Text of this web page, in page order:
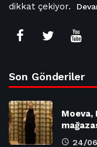
dikkat çekiyor.
Son Gönderiler
Moeva,
24/